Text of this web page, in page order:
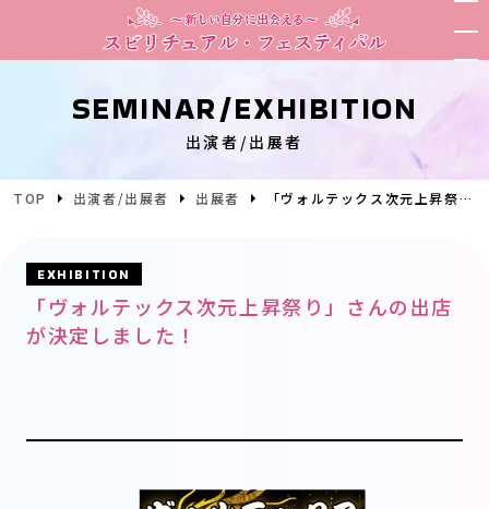
SEMINAR/EXHIBITION
出演者/出展者
TOP 出演者/出展者 出展者 「ヴォルテックス次元上昇祭り」さんの出店が決定しました！
EXHIBITION
「ヴォルテックス次元上昇祭り」さんの出店
が決定しました！